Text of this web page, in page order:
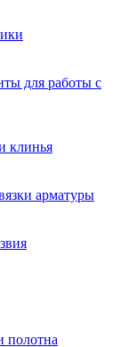
для работы с
клинья
арматуры
полотна